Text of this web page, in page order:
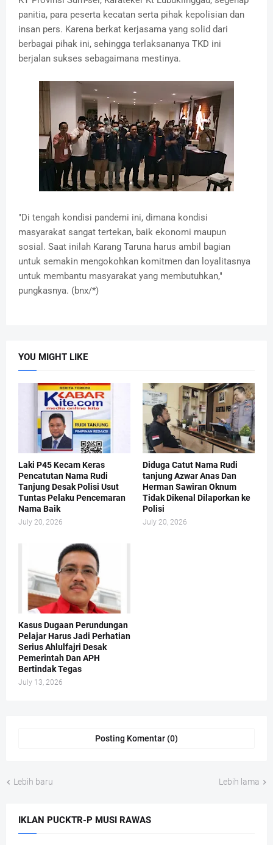
panitia, para peserta kecatan serta pihak kepolisian dan
insan pers. Karena berkat kerjasama yang solid dari
berbagai pihak ini, sehingga terlaksananya TKD ini
berjalan sukses sebagaimana mestinya.
"Di tengah kondisi pandemi ini, dimana kondisi
masyarakat sangat tertekan, baik ekonomi maupun
sosial. Saat inilah Karang Taruna harus ambil bagian
untuk semakin mengokohkan komitmen dan loyalitasnya
untuk membantu masyarakat yang membutuhkan,"
pungkasnya. (bnx/*)
YOU MIGHT LIKE
Laki P45 Kecam Keras
Pencatutan Nama Rudi
Tanjung Desak Polisi Usut
Tuntas Pelaku Pencemaran
Nama Baik
July 20, 2026
Diduga Catut Nama Rudi
tanjung Azwar Anas Dan
Herman Sawiran Oknum
Tidak Dikenal Dilaporkan ke
Polisi
July 20, 2026
Kasus Dugaan Perundungan
Pelajar Harus Jadi Perhatian
Serius Ahlulfajri Desak
Pemerintah Dan APH
Bertindak Tegas
July 13, 2026
Posting Komentar (0)
Lebih baru Lebih lama
IKLAN PUCKTR-P MUSI RAWAS